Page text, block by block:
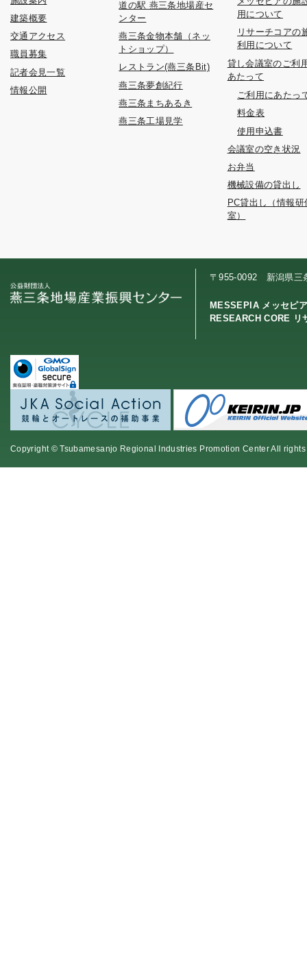
建築概要
交通アクセス
職員募集
記者会見一覧
情報公開
道の駅 燕三条地場産セ
ンター
燕三条金物本舗（ネッ
トショップ）
レストラン(燕三条Bit)
燕三条夢創紀行
燕三条まちあるき
燕三条工場見学
用について
リサーチコアの
利用について
貸し会議室のご利
あたって
ご利用にあたっ
料金表
使用申込書
会議室の空き状況
お弁当
機械設備の貸出し
PC貸出し（情報研
室）
〒955-0092 新潟県三
MESSEPIA メッセピ
RESEARCH CORE リ
Copyright © Tsubamesanjo Regional Industries Promotion Center All